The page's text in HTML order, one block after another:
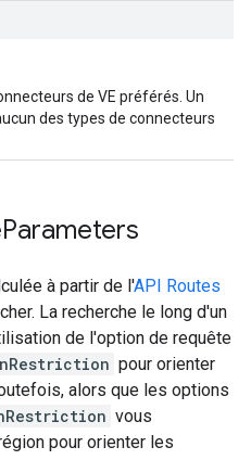
de VE préférés. Un
des types de connecteurs
Parameters
à partir de l'API Routes
La recherche le long d'un
de l'option de requête
pour orienter
alors que les options
vous
pour orienter les